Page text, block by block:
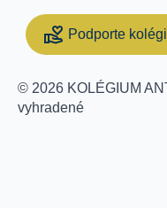
Podporte
© 2026 KOLÉGIUM
vyhradené